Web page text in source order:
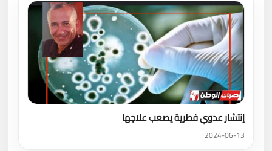
إنتشار عدوي فطرية يصعب علاجها
2024-06-13